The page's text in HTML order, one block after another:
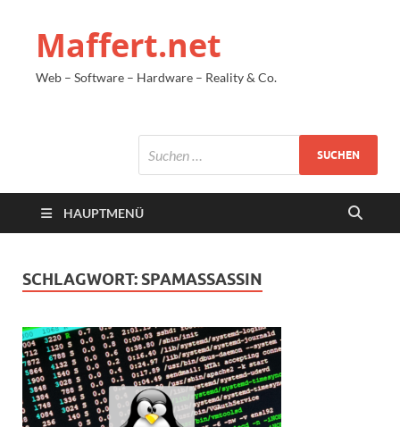
Maffert.net
Web – Software – Hardware – Reality & Co.
HAUPTMENÜ
SCHLAGWORT: SPAMASSASSIN